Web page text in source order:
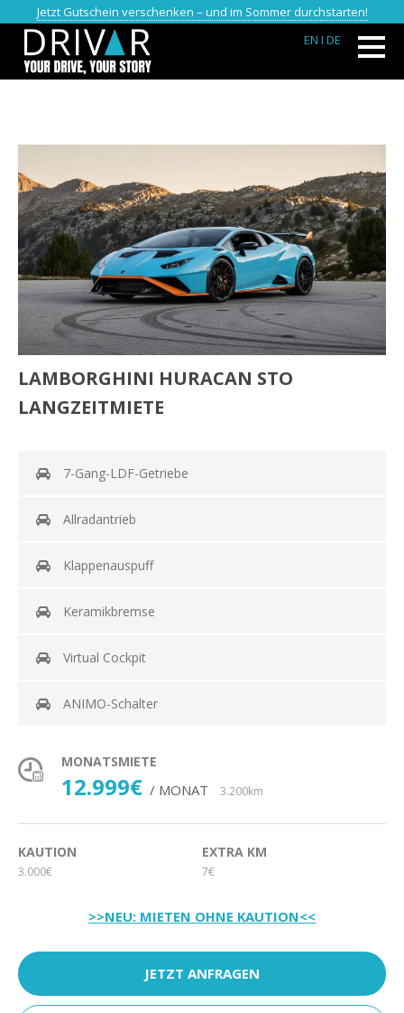
Jetzt Gutschein verschenken – und im Sommer durchstarten!
EN I DE
LAMBORGHINI HURACAN STO
LANGZEITMIETE
7-Gang-LDF-Getriebe
Allradantrieb
Klappenauspuff
Keramikbremse
Virtual Cockpit
ANIMO-Schalter
MONATSMIETE
12.999€ / MONAT 3.200km
KAUTION
3.000€
EXTRA KM
7€
>>NEU: MIETEN OHNE KAUTION<<
JETZT ANFRAGEN